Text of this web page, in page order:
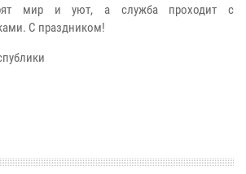
мир и уют, а служба проходит с
С праздником!